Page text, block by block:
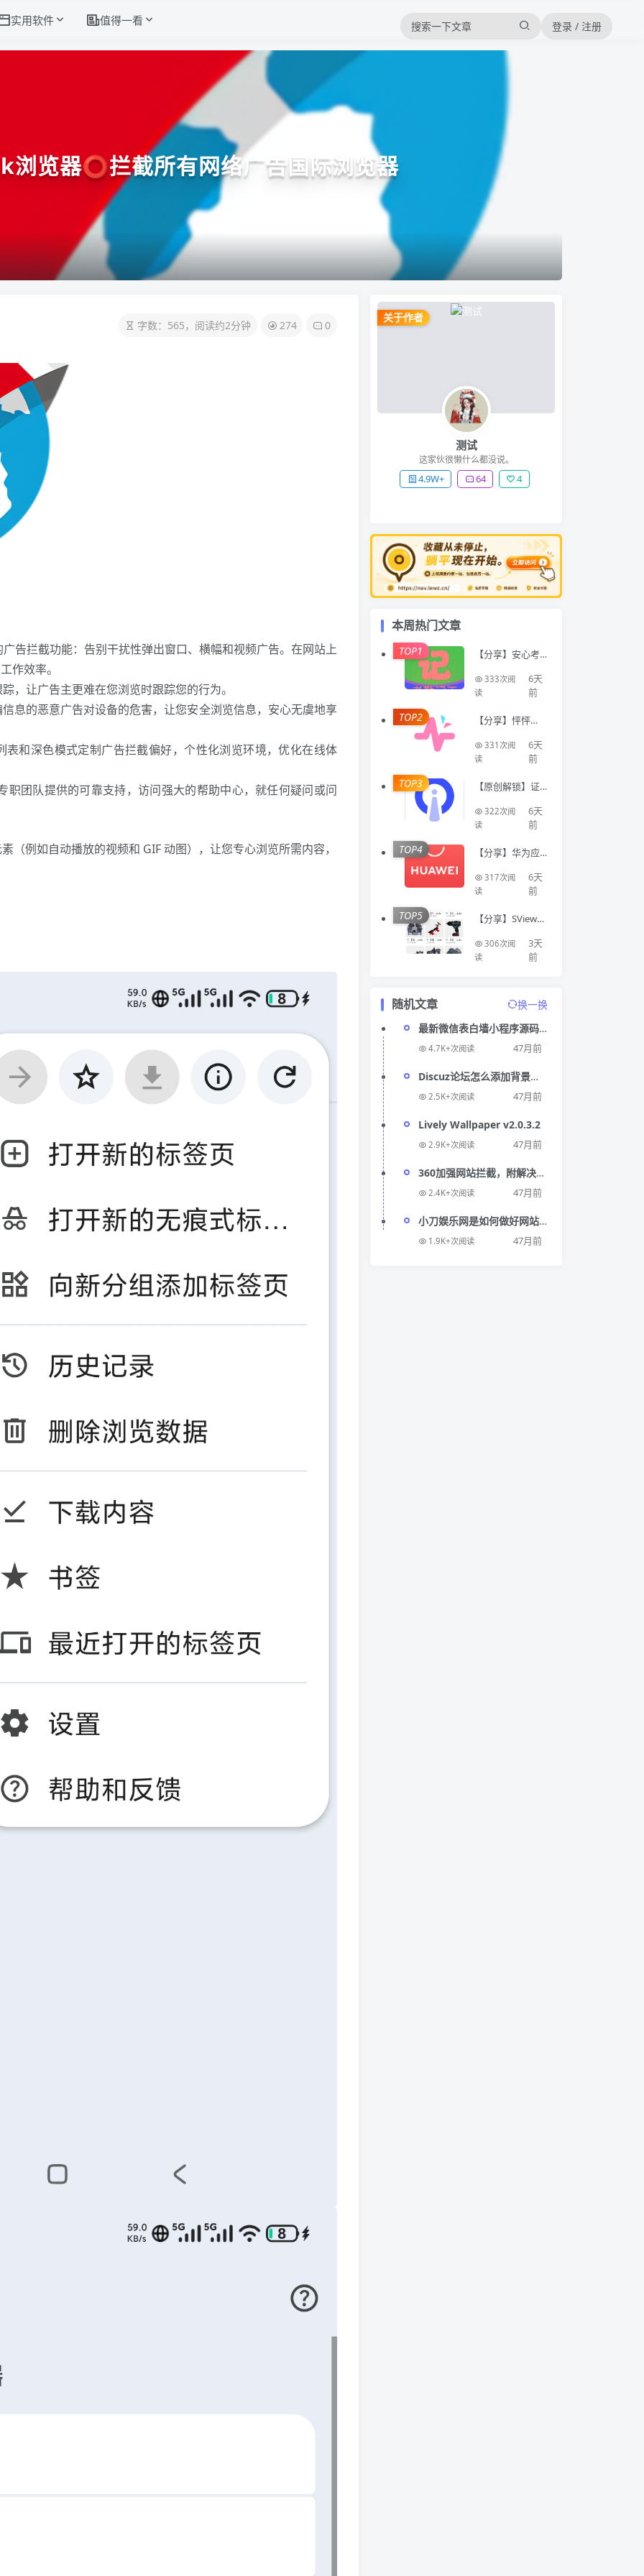
实用软件 值得一看 登录 / 注册
览器⭕拦截所有网络广告国际浏览器
字数：565，阅读约2分钟 274 0
告拦截功能：告别干扰性弹出窗口、横幅和视频广告。在网站上
作效率。
，让广告主更难在您浏览时跟踪您的行为。
息的恶意广告对设备的危害，让您安全浏览信息，安心无虞地享
和深色模式定制广告拦截偏好，个性化浏览环境，优化在线体
职团队提供的可靠支持，访问强大的帮助中心，就任何疑问或问
（例如自动播放的视频和 GIF 动图），让您专心浏览所需内容，
关于作者
测试
这家伙很懒什么都没说。
4.9W+ 64 4
本周热门文章
TOP1
【分享】安心考
记工时统计出勤
数据
333次阅
读
6天
前
TOP2
【分享】怦怦🔥A
恋人多模态互动
聊天工具🔥
331次阅
读
6天
前
TOP3
【原创解锁】证
会员🔥标准尺寸
换底色美颜证件
322次阅
读
6天
前
TOP4
【分享】华为应
不限制下载国际
软件⭕免登录
317次阅
读
6天
前
TOP5
【分享】SView看
模型看图工具🔥
登录即会员
306次阅
读
3天
前
随机文章
换一换
最新微信表白墙小程序源码
模板带后台管理程序
4.7K+次阅读 47月前
Discuz论坛怎么添加背景音
乐代码教程
2.5K+次阅读 47月前
Lively Wallpaper v2.0.3.2
2.9K+次阅读 47月前
360加强网站拦截，附解决办
法教程
2.4K+次阅读 47月前
小刀娱乐网是如何做好网站
SEO锚文本优化的?
1.9K+次阅读 47月前